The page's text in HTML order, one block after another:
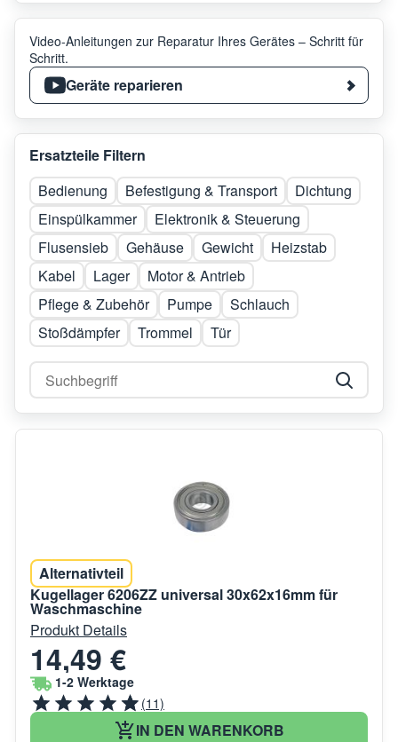
Video-Anleitungen zur Reparatur Ihres Gerätes – Schritt für
Schritt.
Geräte reparieren
Ersatzteile Filtern
Bedienung
Befestigung & Transport
Dichtung
Einspülkammer
Elektronik & Steuerung
Flusensieb
Gehäuse Gewicht
Heizstab
Kabel
Lager
Motor & Antrieb
Pflege & Zubehör
Pumpe
Schlauch
Stoßdämpfer
Trommel Tür
Alternativteil
Kugellager 6206ZZ universal 30x62x16mm für
Waschmaschine
Produkt Details
14,49 €
1-2 Werktage
(11)
IN DEN WARENKORB